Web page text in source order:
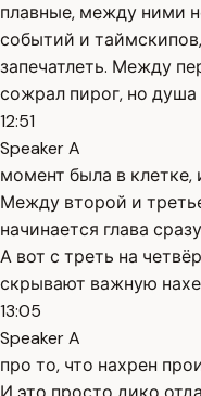
плавные, между ними
событий и
запечатлеть. Между
сожрал пирог, но душа
12:51
Speaker A
момент была в клетке,
Между второй и
начинается глава
А вот с треть на
скрывают важную
13:05
Speaker A
про то, что нахрен